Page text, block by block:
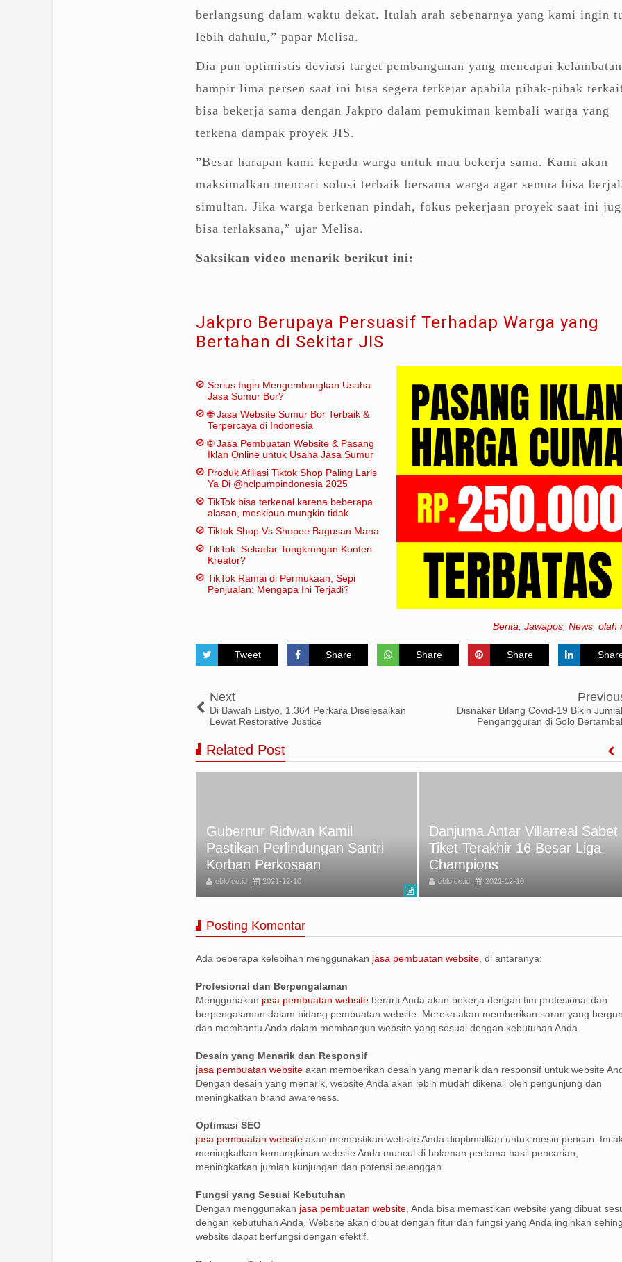
berlangsung dalam waktu dekat. Itulah arah sebenarnya yang kami ingin
lebih dahulu,” papar Melisa.
Dia pun optimistis deviasi target pembangunan yang mencapai kelambatan
hampir lima persen saat ini bisa segera terkejar apabila pihak-pihak
bisa bekerja sama dengan Jakpro dalam pemukiman kembali warga yang
terkena dampak proyek JIS.
”Besar harapan kami kepada warga untuk mau bekerja sama. Kami akan
maksimalkan mencari solusi terbaik bersama warga agar semua bisa
simultan. Jika warga berkenan pindah, fokus pekerjaan proyek saat ini
bisa terlaksana,” ujar Melisa.
Saksikan video menarik berikut ini:
Jakpro Berupaya Persuasif Terhadap Warga yang
Bertahan di Sekitar JIS
Serius Ingin Mengembangkan Usaha
Jasa Sumur Bor?
🌐 Jasa Website Sumur Bor Terbaik &
Terpercaya di Indonesia
🌐 Jasa Pembuatan Website & Pasang
Iklan Online untuk Usaha Jasa Sumur
Produk Afiliasi Tiktok Shop Paling Laris
Ya Di @hclpumpindonesia 2025
TikTok bisa terkenal karena beberapa
alasan, meskipun mungkin tidak
tradisional:
Tiktok Shop Vs Shopee Bagusan Mana
TikTok: Sekadar Tongkrongan Konten
Kreator?
TikTok Ramai di Permukaan, Sepi
Penjualan: Mengapa Ini Terjadi?
Berita Jawapos News olah
Tweet Share Share Share
Next
Di Bawah Listyo, 1.364 Perkara Diselesaikan
Lewat Restorative Justice
Disnaker Bilang Covid-19 Bikin
Pengangguran di Solo
Related Post
Gubernur Ridwan Kamil
Pastikan Perlindungan Santri
Korban Perkosaan
oblo.co.id 2021-12-10
Danjuma Antar Villarreal Sabet
Tiket Terakhir 16 Besar Liga
Champions
oblo.co.id 2021-12-10
Posting Komentar
Ada beberapa kelebihan menggunakan jasa pembuatan website , di antaranya:
Profesional dan Berpengalaman
Menggunakan jasa pembuatan website berarti Anda akan bekerja dengan tim profesional dan
berpengalaman dalam bidang pembuatan website. Mereka akan memberikan saran yang
dan membantu Anda dalam membangun website yang sesuai dengan kebutuhan Anda.
Desain yang Menarik dan Responsif
jasa pembuatan website akan memberikan desain yang menarik dan responsif untuk website
Dengan desain yang menarik, website Anda akan lebih mudah dikenali oleh pengunjung dan
meningkatkan brand awareness.
Optimasi SEO
jasa pembuatan website akan memastikan website Anda dioptimalkan untuk mesin pencari. Ini
meningkatkan kemungkinan website Anda muncul di halaman pertama hasil pencarian,
meningkatkan jumlah kunjungan dan potensi pelanggan.
Fungsi yang Sesuai Kebutuhan
Dengan menggunakan jasa pembuatan website , Anda bisa memastikan website yang dibuat
dengan kebutuhan Anda. Website akan dibuat dengan fitur dan fungsi yang Anda inginkan
website dapat berfungsi dengan efektif.